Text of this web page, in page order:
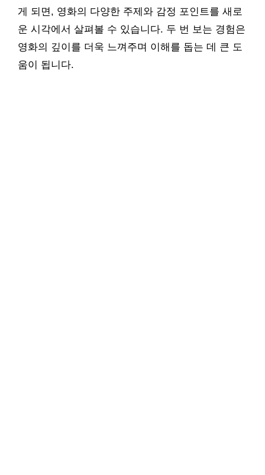
게 되면, 영화의 다양한 주제와 감정 포인트를 새로
운 시각에서 살펴볼 수 있습니다. 두 번 보는 경험은
영화의 깊이를 더욱 느껴주며 이해를 돕는 데 큰 도
움이 됩니다.